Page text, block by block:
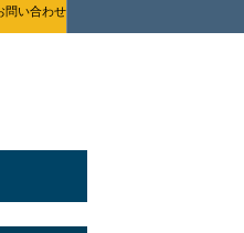
に
問い合わせ